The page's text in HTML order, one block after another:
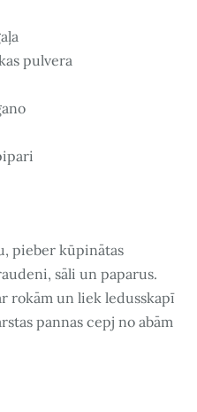
pulvera
pieber kūpinātas
sāli un paparus.
rokām un liek ledusskapī
pannas cepj no abām